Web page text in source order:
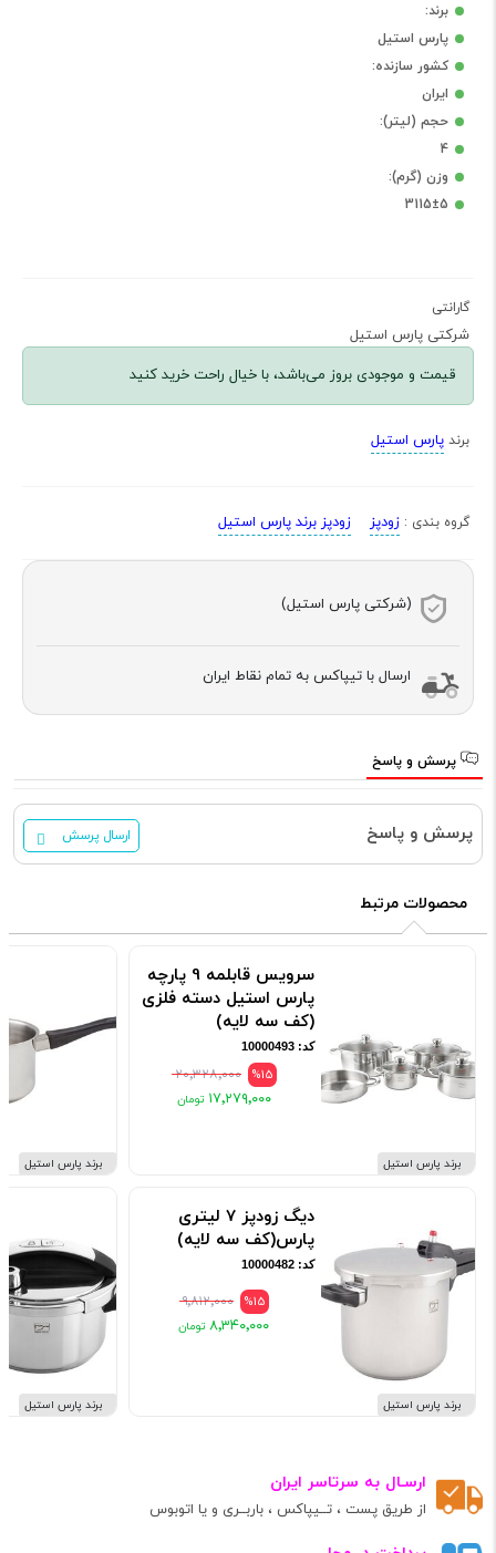
برند:
پارس استیل
کشور سازنده:
ایران
حجم (لیتر):
4
وزن (گرم):
3115±5
گارانتی
شرکتی پارس استیل
قیمت و موجودی بروز می‌باشد، با خیال راحت خرید کنید
برند پارس استیل
گروه بندی : زودپز زودپز برند پارس استیل
(شرکتی پارس استیل)
ارسال با تیپاکس به تمام نقاط ایران
پرسش و پاسخ
پرسش و پاسخ ارسال پرسش
محصولات مرتبط
برند پارس استیل
سرویس قابلمه 9 پارچه
پارس استیل دسته فلزی
(کف سه لایه)
کد: 10000493
%15 ۲۰٬۳۲۸٬۰۰۰
۱۷٬۲۷۹٬۰۰۰
برند پارس استیل
دیگ زودپز 7 لیتری
پارس(کف سه لایه)
کد: 10000482
%15 ۹٬۸۱۲٬۰۰۰
۸٬۳۴۰٬۰۰۰
برند پارس استیل
برند پارس استیل
ارسـال به سرتاسر ایران
از طریق پست ، تــیپاکس ، باربــری و یا اتوبوس